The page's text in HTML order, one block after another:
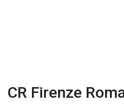
CR Firenze